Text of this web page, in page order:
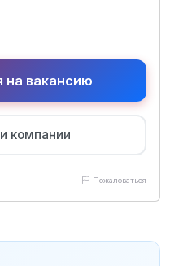
на вакансию
компании
Пожаловаться